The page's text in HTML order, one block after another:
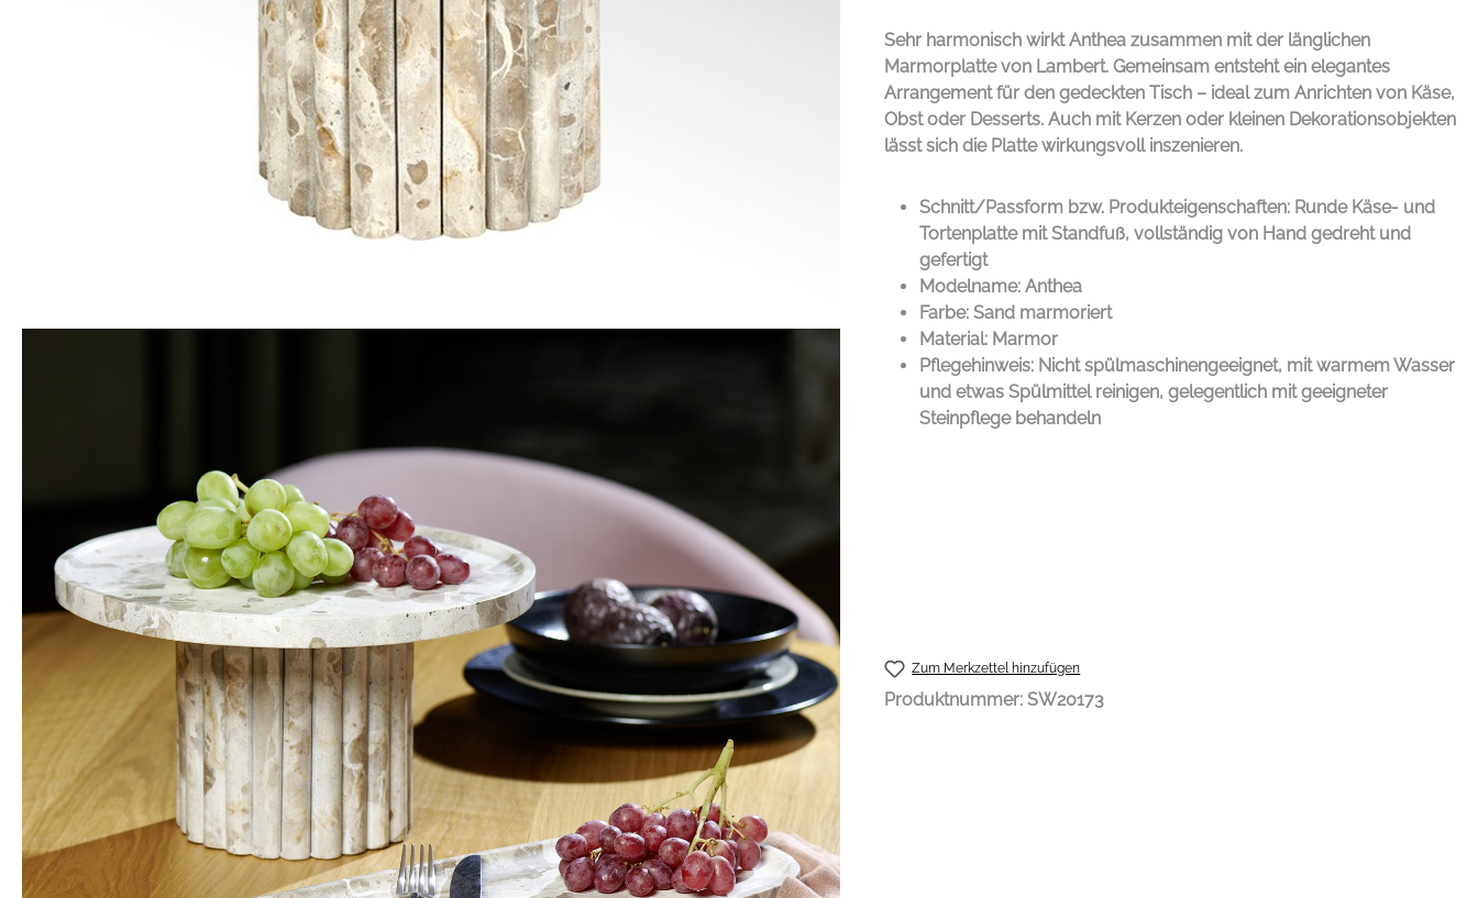
Sehr harmonisch wirkt Anthea zusammen mit der länglichen
Marmorplatte von Lambert. Gemeinsam entsteht ein elegantes
Arrangement für den gedeckten Tisch – ideal zum Anrichten von Käse,
Obst oder Desserts. Auch mit Kerzen oder kleinen Dekorationsobjekten
lässt sich die Platte wirkungsvoll inszenieren.
Schnitt/Passform bzw. Produkteigenschaften: Runde Käse- und
Tortenplatte mit Standfuß, vollständig von Hand gedreht und
gefertigt
Modelname: Anthea
Farbe: Sand marmoriert
Material: Marmor
Pflegehinweis: Nicht spülmaschinengeeignet, mit warmem Wasser
und etwas Spülmittel reinigen, gelegentlich mit geeigneter
Steinpflege behandeln
Zum Merkzettel hinzufügen
Produktnummer: SW20173